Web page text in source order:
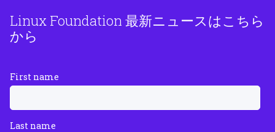
Linux Foundation 最新ニュースはこちら
から
First name
Last name